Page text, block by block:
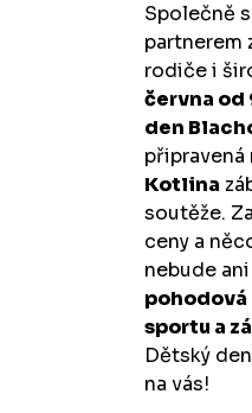
Společně
partnerem
rodiče i
června od
den
připravená
Kotlina
soutěže.
ceny a
nebude ani
pohodová
sportu a
Dětský
na vás!